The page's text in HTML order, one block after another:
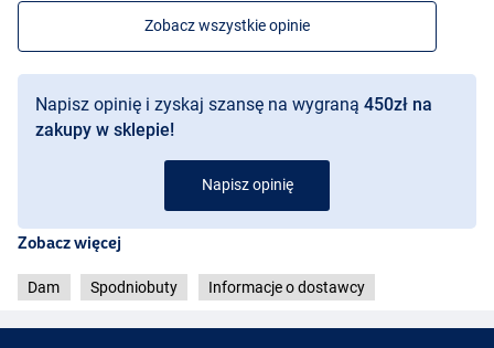
Zobacz wszystkie opinie
Napisz opinię i zyskaj szansę na wygraną 450zł na
zakupy w sklepie!
Napisz opinię
Zobacz więcej
Dam Spodniobuty Informacje o dostawcy